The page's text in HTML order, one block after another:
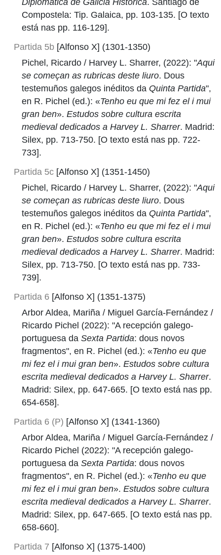
Compostela: Tip. Galaica, pp. 103-135. [O texto
está nas pp. 116-129].
Partida 5b [Alfonso X] (1301-1350)
Pichel, Ricardo / Harvey L. Sharrer, (2022): "Aqui
se começan as rubricas deste liuro. Dous
testemuños galegos inéditos da Quinta Partida",
en R. Pichel (ed.): «Tenho eu que mi fez el i mui
gran ben». Estudos sobre cultura escrita
medieval dedicados a Harvey L. Sharrer. Madrid:
Silex, pp. 713-750. [O texto está nas pp. 722-
733].
Partida 5c [Alfonso X] (1351-1450)
Pichel, Ricardo / Harvey L. Sharrer, (2022): "Aqui
se começan as rubricas deste liuro. Dous
testemuños galegos inéditos da Quinta Partida",
en R. Pichel (ed.): «Tenho eu que mi fez el i mui
gran ben». Estudos sobre cultura escrita
medieval dedicados a Harvey L. Sharrer. Madrid:
Silex, pp. 713-750. [O texto está nas pp. 733-
739].
Partida 6 [Alfonso X] (1351-1375)
Arbor Aldea, Mariña / Miguel García-Fernández /
Ricardo Pichel (2022): "A recepción galego-
portuguesa da Sexta Partida: dous novos
fragmentos", en R. Pichel (ed.): «Tenho eu que
mi fez el i mui gran ben». Estudos sobre cultura
escrita medieval dedicados a Harvey L. Sharrer.
Madrid: Silex, pp. 647-665. [O texto está nas pp.
654-658].
Partida 6 (P) [Alfonso X] (1341-1360)
Arbor Aldea, Mariña / Miguel García-Fernández /
Ricardo Pichel (2022): "A recepción galego-
portuguesa da Sexta Partida: dous novos
fragmentos", en R. Pichel (ed.): «Tenho eu que
mi fez el i mui gran ben». Estudos sobre cultura
escrita medieval dedicados a Harvey L. Sharrer.
Madrid: Silex, pp. 647-665. [O texto está nas pp.
658-660].
Partida 7 [Alfonso X] (1375-1400)